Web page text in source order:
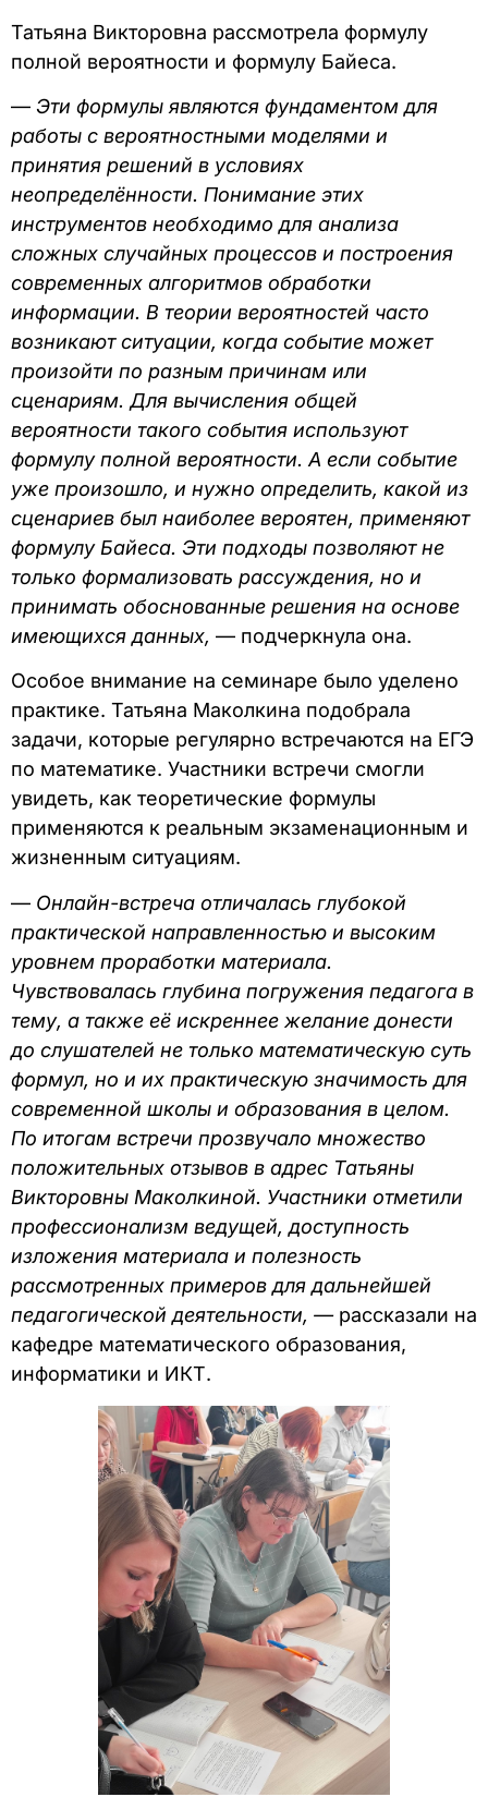
Татьяна Викторовна рассмотрела формулу
полной вероятности и формулу Байеса.
— Эти формулы являются фундаментом для
работы с вероятностными моделями и
принятия решений в условиях
неопределённости. Понимание этих
инструментов необходимо для анализа
сложных случайных процессов и построения
современных алгоритмов обработки
информации. В теории вероятностей часто
возникают ситуации, когда событие может
произойти по разным причинам или
сценариям. Для вычисления общей
вероятности такого события используют
формулу полной вероятности. А если событие
уже произошло, и нужно определить, какой из
сценариев был наиболее вероятен, применяют
формулу Байеса. Эти подходы позволяют не
только формализовать рассуждения, но и
принимать обоснованные решения на основе
имеющихся данных, — подчеркнула она.
Особое внимание на семинаре было уделено
практике. Татьяна Маколкина подобрала
задачи, которые регулярно встречаются на ЕГЭ
по математике. Участники встречи смогли
увидеть, как теоретические формулы
применяются к реальным экзаменационным и
жизненным ситуациям.
— Онлайн-встреча отличалась глубокой
практической направленностью и высоким
уровнем проработки материала.
Чувствовалась глубина погружения педагога в
тему, а также её искреннее желание донести
до слушателей не только математическую суть
формул, но и их практическую значимость для
современной школы и образования в целом.
По итогам встречи прозвучало множество
положительных отзывов в адрес Татьяны
Викторовны Маколкиной. Участники отметили
профессионализм ведущей, доступность
изложения материала и полезность
рассмотренных примеров для дальнейшей
педагогической деятельности, — рассказали на
кафедре математического образования,
информатики и ИКТ.